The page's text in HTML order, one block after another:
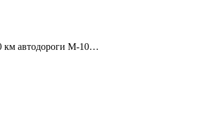
км автодороги М-10…